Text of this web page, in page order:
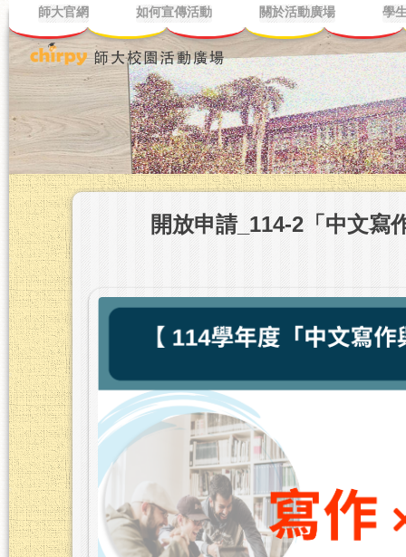
師大官網 如何宣傳活動 關於活動廣場 學
開放申請_114-2「中文寫